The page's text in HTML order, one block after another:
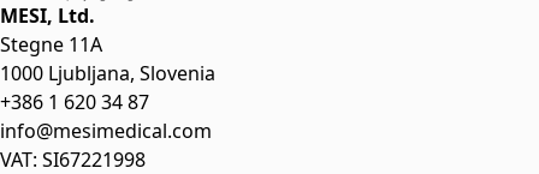
MESI, Ltd.
Stegne 11A
1000 Ljubljana, Slovenia
+386 1 620 34 87
info@mesimedical.com
VAT: SI67221998